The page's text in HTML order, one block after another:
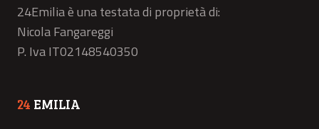
24Emilia è una testata di proprietà di:
Nicola Fangareggi
P. Iva IT02148540350
24 EMILIA